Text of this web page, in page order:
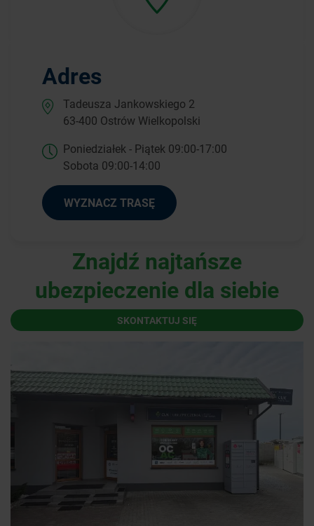
Adres
Tadeusza Jankowskiego 2
63-400 Ostrów Wielkopolski
Poniedziałek - Piątek 09:00-17:00
Sobota 09:00-14:00
WYZNACZ TRASĘ
Znajdź najtańsze
ubezpieczenie dla siebie
SKONTAKTUJ SIĘ